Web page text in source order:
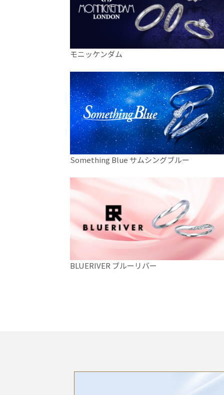
モニッケンダム
Something Blue サムシングブルー
BLUERIVER ブルーリバー